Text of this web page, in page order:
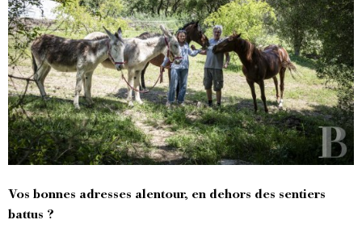
Vos bonnes adresses alentour, en dehors des sentiers
battus ?